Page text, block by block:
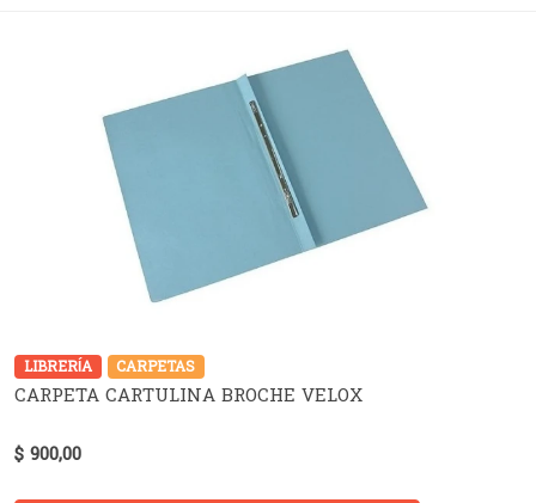
LIBRERÍA CARPETAS
CARPETA CARTULINA BROCHE VELOX
$ 900,00